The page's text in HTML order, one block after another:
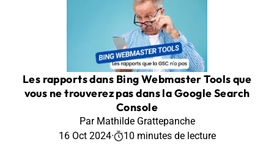
Les rapports dans Bing Webmaster Tools que
vous ne trouverez pas dans la Google Search
Console
Par Mathilde Grattepanche
16 Oct 2024· 10 minutes de lecture